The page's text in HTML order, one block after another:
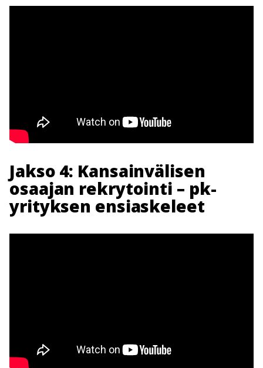
Jakso 4: Kansainvälisen
osaajan rekrytointi – pk-
yrityksen ensiaskeleet